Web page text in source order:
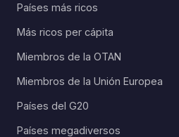
Países más ricos
Más ricos per cápita
Miembros de la OTAN
Miembros de la Unión Europea
Países del G20
Países megadiversos